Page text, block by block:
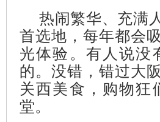
热闹繁华、充满
首选地，每年都会
光体验。有人说没
的。没错，错过大
关西美食，购物狂
堂。